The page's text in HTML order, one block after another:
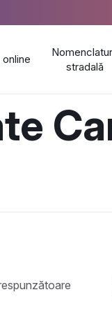
stradală